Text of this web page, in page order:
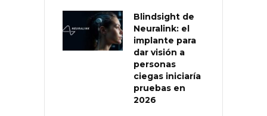
Blindsight de
Neuralink: el
implante para
dar visión a
personas
ciegas iniciaría
pruebas en
2026